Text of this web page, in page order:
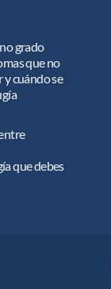
grado
que no
y cuándo se
que debes